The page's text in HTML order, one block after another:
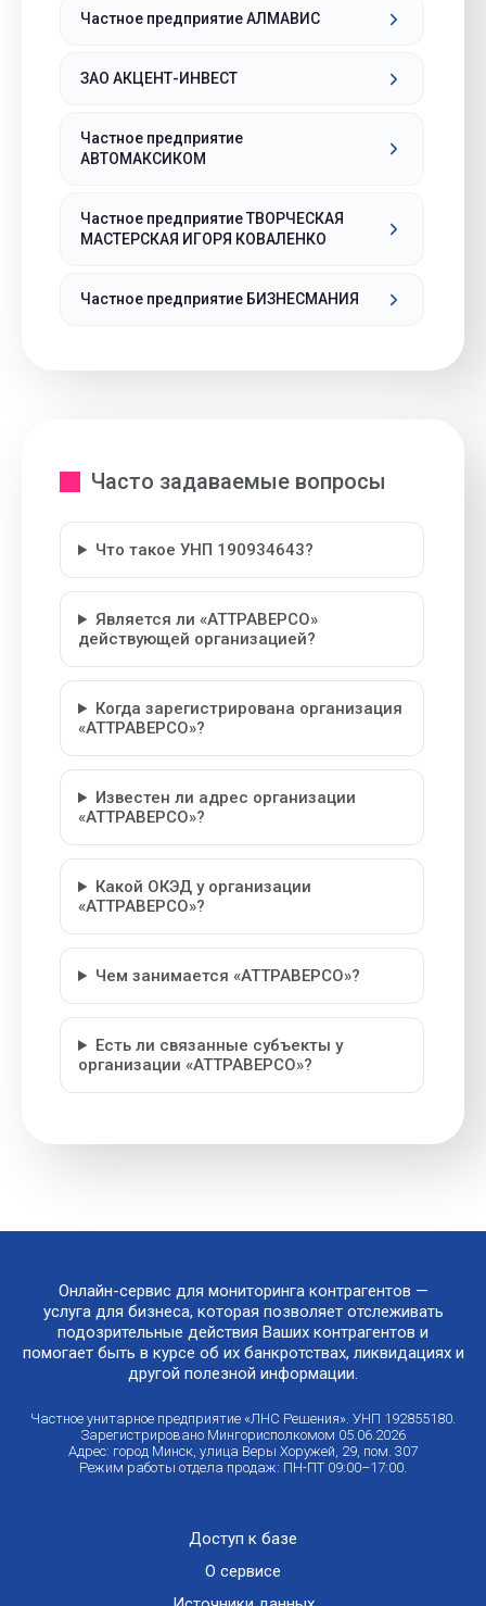
Частное предприятие АЛМАВИС
ЗАО АКЦЕНТ-ИНВЕСТ
Частное предприятие
АВТОМАКСИКОМ
Частное предприятие ТВОРЧЕСКАЯ
МАСТЕРСКАЯ ИГОРЯ КОВАЛЕНКО
Частное предприятие БИЗНЕСМАНИЯ
Часто задаваемые вопросы
Что такое УНП 190934643?
Является ли «АТТРАВЕРСО»
действующей организацией?
Когда зарегистрирована организация
«АТТРАВЕРСО»?
Известен ли адрес организации
«АТТРАВЕРСО»?
Какой ОКЭД у организации
«АТТРАВЕРСО»?
Чем занимается «АТТРАВЕРСО»?
Есть ли связанные субъекты у
организации «АТТРАВЕРСО»?
Онлайн-сервис для мониторинга контрагентов —
услуга для бизнеса, которая позволяет отслеживать
подозрительные действия Ваших контрагентов и
помогает быть в курсе об их банкротствах, ликвидациях и
другой полезной информации.
Частное унитарное предприятие «ЛНС Решения». УНП 192855180.
Зарегистрировано Мингорисполкомом 05.06.2026
Адрес: город Минск, улица Веры Хоружей, 29, пом. 307
Режим работы отдела продаж: ПН-ПТ 09:00–17:00.
Доступ к базе
О сервисе